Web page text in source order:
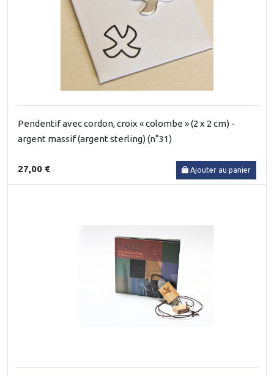
Pendentif avec cordon, croix « colombe » (2 x 2 cm) -
argent massif (argent sterling) (n°31)
27,00 € Ajouter au panier